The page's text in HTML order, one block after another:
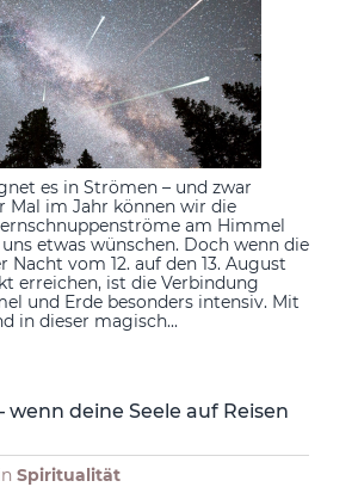
es in Strömen – und zwar
Mal im Jahr können wir die
am Himmel
etwas wünschen. Doch wenn die
Nacht vom 12. auf den 13. August
erreichen, ist die Verbindung
und Erde besonders intensiv. Mit
in dieser magisch...
wenn deine Seele auf Reisen
Spiritualität